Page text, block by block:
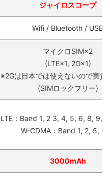
ジャイロスコープ
Wifi / Bluetooth / USB
マイクロSIM×2
(LTE×1, 2G×1)
※2Gは日本では使えないので実質
(SIMロックフリー)
LTE：Band 1, 2 3, 4, 5, 6, 8, 9,
W-CDMA：Band 1, 2, 5, 6,
3000mAh